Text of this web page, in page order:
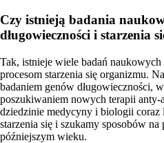
Czy istnieją badania
długowieczności i starzenia
Tak, istnieje wiele badań
procesom starzenia się organizmu.
badaniem genów długowieczności,
poszukiwaniem nowych terapii
dziedzinie medycyny i biologii coraz
starzenia się i szukamy sposobów
późniejszym wieku.